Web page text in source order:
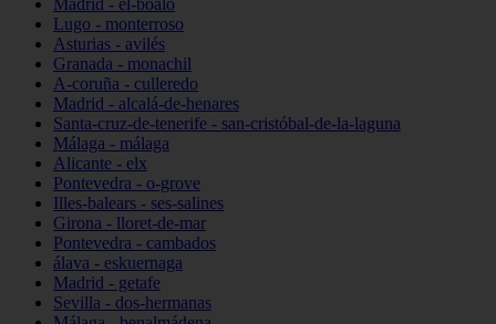
Madrid - el-boalo
Lugo - monterroso
Asturias - avilés
Granada - monachil
A-coruña - culleredo
Madrid - alcalá-de-henares
Santa-cruz-de-tenerife - san-cristóbal-de-la-laguna
Málaga - málaga
Alicante - elx
Pontevedra - o-grove
Illes-balears - ses-salines
Girona - lloret-de-mar
Pontevedra - cambados
álava - eskuernaga
Madrid - getafe
Sevilla - dos-hermanas